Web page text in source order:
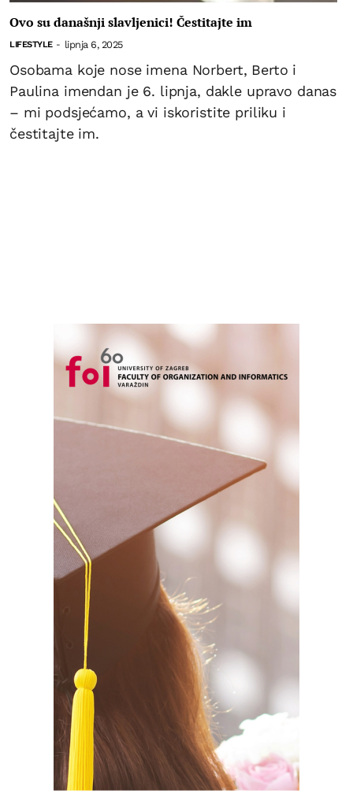
Ovo su današnji slavljenici! Čestitajte im
LIFESTYLE - lipnja 6, 2025
Osobama koje nose imena Norbert, Berto i
Paulina imendan je 6. lipnja, dakle upravo danas
– mi podsjećamo, a vi iskoristite priliku i
čestitajte im.